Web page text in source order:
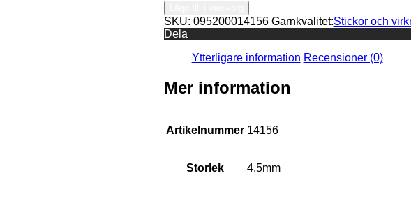
Grön
mängd
SKU: 095200014156 Garnkvalitet:Stickor och
Dela
Ytterligare information Recensioner (0)
Mer information
Artikelnummer 14156
Storlek 4.5mm